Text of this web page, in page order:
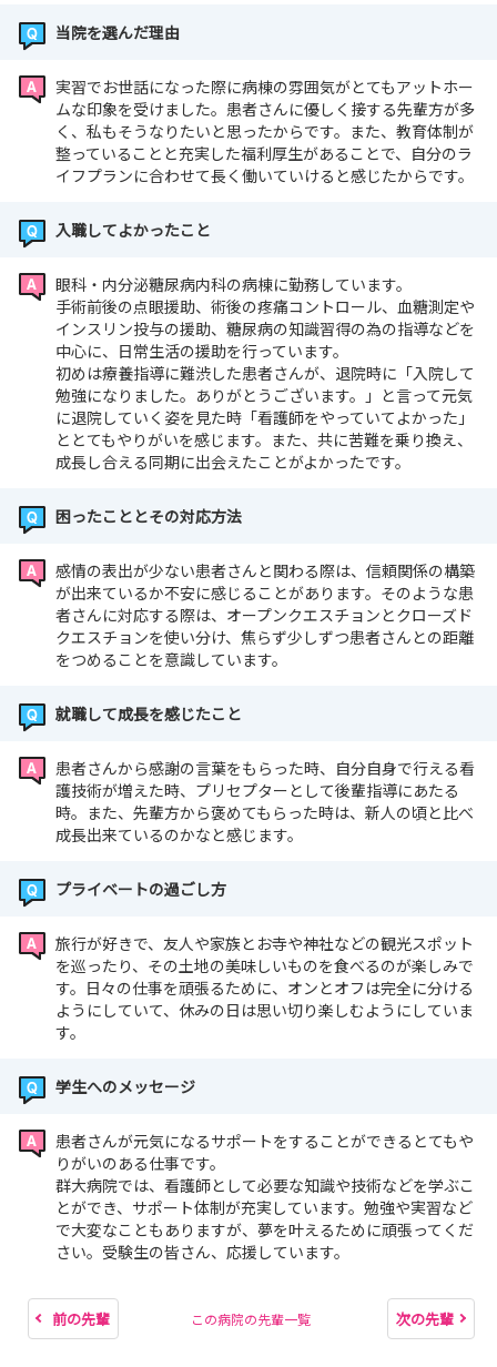
当院を選んだ理由
実習でお世話になった際に病棟の雰囲気がとてもアットホー
ムな印象を受けました。患者さんに優しく接する先輩方が多
く、私もそうなりたいと思ったからです。また、教育体制が
整っていることと充実した福利厚生があることで、自分のラ
イフプランに合わせて長く働いていけると感じたからです。
入職してよかったこと
眼科・内分泌糖尿病内科の病棟に勤務しています。
手術前後の点眼援助、術後の疼痛コントロール、血糖測定や
インスリン投与の援助、糖尿病の知識習得の為の指導などを
中心に、日常生活の援助を行っています。
初めは療養指導に難渋した患者さんが、退院時に「入院して
勉強になりました。ありがとうございます。」と言って元気
に退院していく姿を見た時「看護師をやっていてよかった」
ととてもやりがいを感じます。また、共に苦難を乗り換え、
成長し合える同期に出会えたことがよかったです。
困ったこととその対応方法
感情の表出が少ない患者さんと関わる際は、信頼関係の構築
が出来ているか不安に感じることがあります。そのような患
者さんに対応する際は、オープンクエスチョンとクローズド
クエスチョンを使い分け、焦らず少しずつ患者さんとの距離
をつめることを意識しています。
就職して成長を感じたこと
患者さんから感謝の言葉をもらった時、自分自身で行える看
護技術が増えた時、プリセプターとして後輩指導にあたる
時。また、先輩方から褒めてもらった時は、新人の頃と比べ
成長出来ているのかなと感じます。
プライベートの過ごし方
旅行が好きで、友人や家族とお寺や神社などの観光スポット
を巡ったり、その土地の美味しいものを食べるのが楽しみで
す。日々の仕事を頑張るために、オンとオフは完全に分ける
ようにしていて、休みの日は思い切り楽しむようにしていま
す。
学生へのメッセージ
患者さんが元気になるサポートをすることができるとてもや
りがいのある仕事です。
群大病院では、看護師として必要な知識や技術などを学ぶこ
とができ、サポート体制が充実しています。勉強や実習など
で大変なこともありますが、夢を叶えるために頑張ってくだ
さい。受験生の皆さん、応援しています。
前の先輩 この病院の先輩一覧 次の先輩